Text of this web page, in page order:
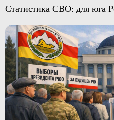
Статистика СВО: для юга